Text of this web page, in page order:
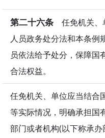
第二十六条 任免机关、
人员政务处分法和本条例
员依法给予处分，保障国
合法权益。
任免机关、单位应当结合
等实际情况，明确承担国
部门或者机构(以下称承